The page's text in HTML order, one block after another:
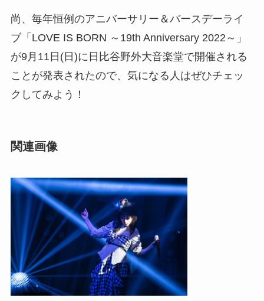
尚、毎年恒例のアニバーサリー＆バースデーライ
ブ「LOVE IS BORN ～19th Anniversary 2022～」
が9月11日(日)に日比谷野外大音楽堂で開催される
ことが発表されたので、気になる人はぜひチェッ
クしてみよう！
関連画像